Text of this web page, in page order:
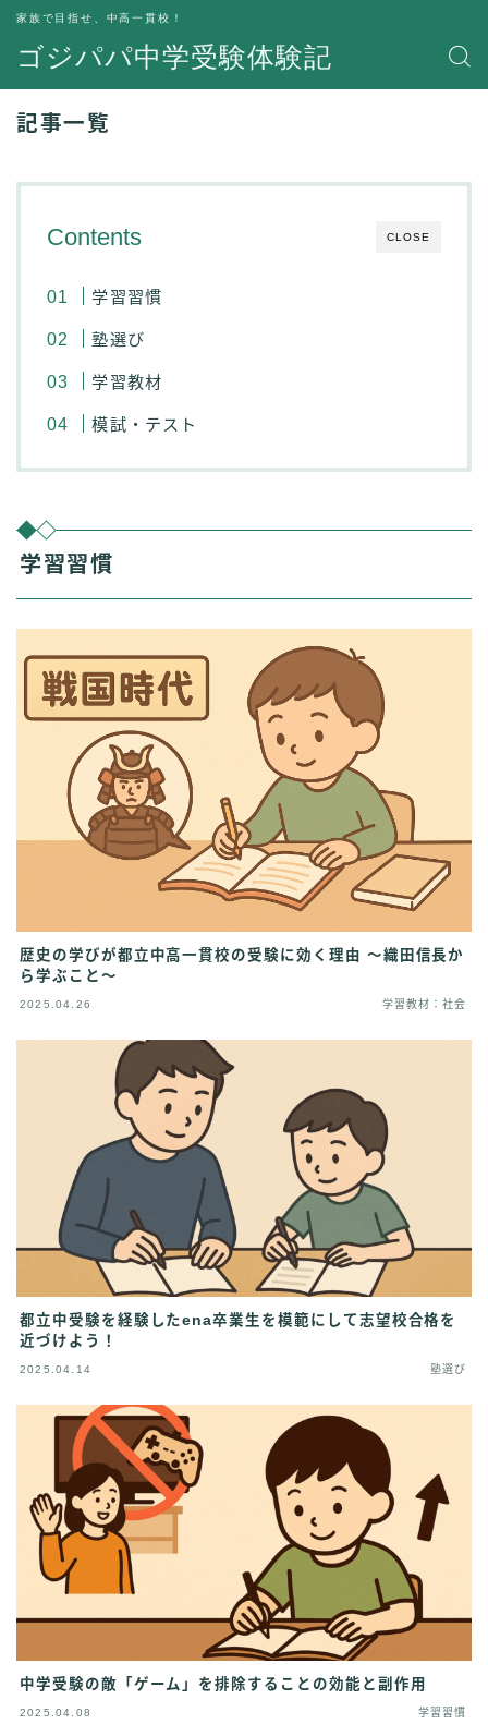
ゴジパパ中学受験体験記
家族で目指せ、中高一貫校！
記事一覧
CLOSE
Contents
学習習慣
塾選び
学習教材
模試・テスト
学習習慣
歴史の学びが都立中高一貫校の受験に効く理由 〜織田信長か
ら学ぶこと〜
2025.04.26 学習教材：社会
都立中受験を経験したena卒業生を模範にして志望校合格を
近づけよう！
2025.04.14 塾選び
中学受験の敵「ゲーム」を排除することの効能と副作用
2025.04.08 学習習慣